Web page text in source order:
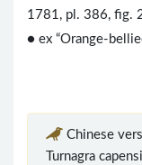
1781, pl. 386, fig.
● ex “Orange-
Chinese
Turnagra